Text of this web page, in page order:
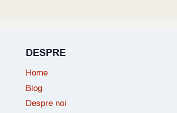
DESPRE
Home
Blog
Despre noi